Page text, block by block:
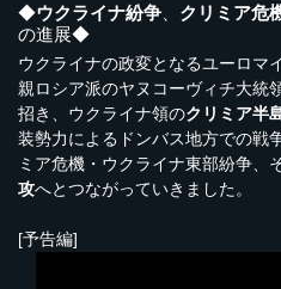
◆ウクライナ紛争 クリミア危
の進展◆
ウクライナの政変となるユーロマ
親ロシア派のヤヌコーヴィチ大統
招き、ウクライナ領のクリミア半
装勢力によるドンバス地方での戦
ミア危機・ウクライナ東部紛争、
攻へとつながっていきました。
[予告編]